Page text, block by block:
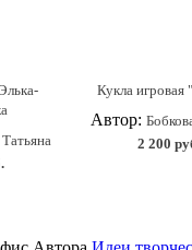
Кукла игровая
Автор:
2 200